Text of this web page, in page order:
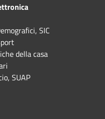
SIC
della casa
SUAP